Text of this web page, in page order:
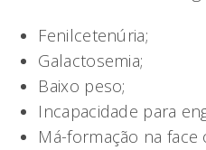
Fenilcetenúria;
Galactosemia;
Baixo peso;
Incapacidade para
Má-formação na face